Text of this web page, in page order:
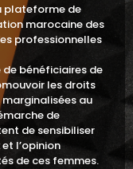
pour la
droits
et leurs
Maroc
00:00
plateforme de
marocaine des
professionnelles
de bénéficiaires de
les droits
au
de
de sensibiliser
l’opinion
de ces femmes.